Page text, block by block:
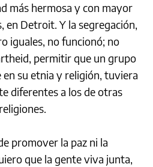
más hermosa y con mayor
en Detroit. Y la segregación,
iguales, no funcionó; no
permitir que un grupo
en su etnia y religión, tuviera
diferentes a los de otras
promover la paz ni la
que la gente viva junta,